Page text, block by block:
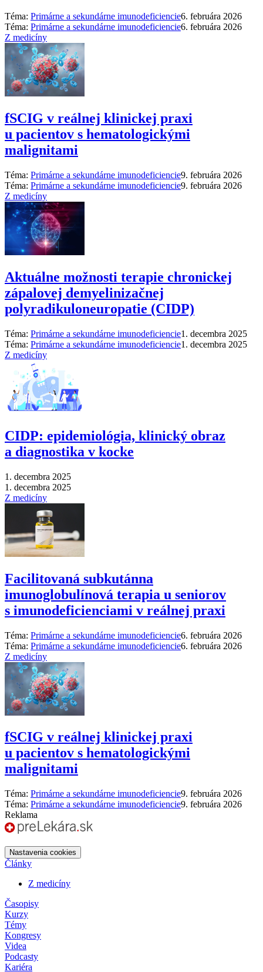
Téma: Primárne a sekundárne imunodeficiencie6. februára 2026
Téma: Primárne a sekundárne imunodeficiencie6. februára 2026
Z medicíny
fSCIG v reálnej klinickej praxi
u pacientov s hematologickými
malignitami
Téma: Primárne a sekundárne imunodeficiencie9. februára 2026
Téma: Primárne a sekundárne imunodeficiencie9. februára 2026
Z medicíny
Aktuálne možnosti terapie chronickej
zápalovej demyelinizačnej
polyradikuloneuropatie (CIDP)
Téma: Primárne a sekundárne imunodeficiencie1. decembra 2025
Téma: Primárne a sekundárne imunodeficiencie1. decembra 2025
Z medicíny
CIDP: epidemiológia, klinický obraz
a diagnostika v kocke
1. decembra 2025
1. decembra 2025
Z medicíny
Facilitovaná subkutánna
imunoglobulínová terapia u seniorov
s imunodeficienciami v reálnej praxi
Téma: Primárne a sekundárne imunodeficiencie6. februára 2026
Téma: Primárne a sekundárne imunodeficiencie6. februára 2026
Z medicíny
fSCIG v reálnej klinickej praxi
u pacientov s hematologickými
malignitami
Téma: Primárne a sekundárne imunodeficiencie9. februára 2026
Téma: Primárne a sekundárne imunodeficiencie9. februára 2026
Reklama
Nastavenia cookies
Články
Z medicíny
Časopisy
Kurzy
Témy
Kongresy
Videa
Podcasty
Kariéra